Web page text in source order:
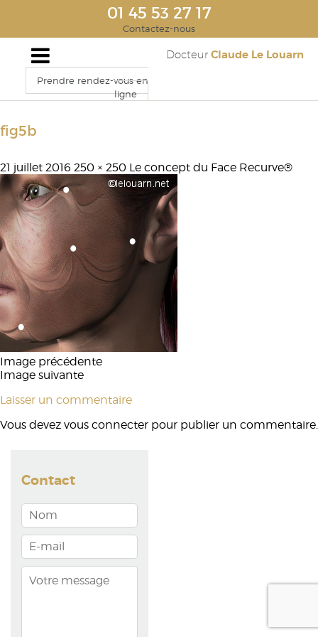
01 45 53 27 17
Contactez-nous
Docteur Claude Le Louarn
Prendre rendez-vous en
ligne
fig5b
21 juillet 2016 250 × 250 Le concept du Face Recurve®
Image précédente
Image suivante
Laisser un commentaire
Vous devez vous connecter pour publier un commentaire.
Contact